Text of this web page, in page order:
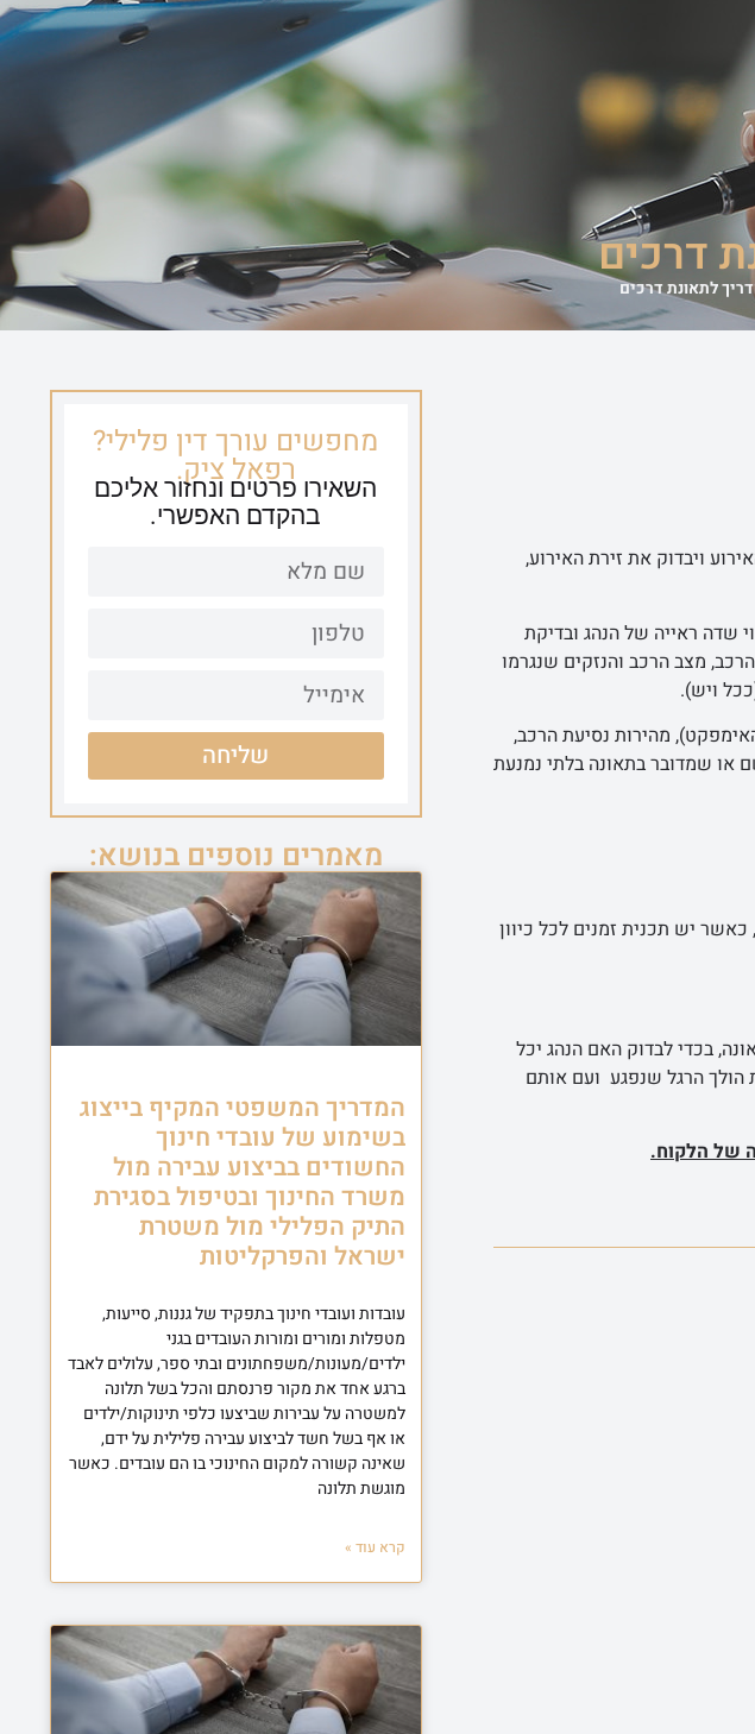
דרכים
לתאונת דרכים
ויבדוק את זירת האירוע,
שדה ראייה של הנהג ובדיקת
מצב הרכב והנזקים שנגרמו
ויש).
מהירות נסיעת הרכב,
או שמדובר בתאונה בלתי נמנעת
יש תכנית זמנים לכל כיוון
בכדי לבדוק האם הנהג יכל
הולך הרגל שנפגע ועם אותם
של הלקוח.
מחפשים עורך דין פלילי?
רפאל ציק.
השאירו פרטים ונחזור אליכם
בהקדם האפשרי.
שליחה
מאמרים נוספים בנושא:
המדריך המשפטי המקיף בייצוג
בשימוע של עובדי חינוך
החשודים בביצוע עבירה מול
משרד החינוך ובטיפול בסגירת
התיק הפלילי מול משטרת
ישראל והפרקליטות
עובדות ועובדי חינוך בתפקיד של גננות, סייעות,
מטפלות ומורים ומורות העובדים בגני
ילדים/מעונות/משפחתונים ובתי ספר, עלולים לאבד
ברגע אחד את מקור פרנסתם והכל בשל תלונה
למשטרה על עבירות שביצעו כלפי תינוקות/ילדים
או אף בשל חשד לביצוע עבירה פלילית על ידם,
שאינה קשורה למקום החינוכי בו הם עובדים. כאשר
מוגשת תלונה
קרא עוד »